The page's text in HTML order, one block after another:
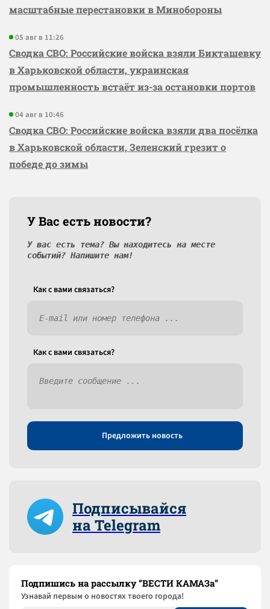
масштабные перестановки в Минобороны
05 авг в 11:26
Сводка СВО: Российские войска взяли Бикташевку
в Харьковской области, украинская
промышленность встаёт из-за остановки портов
04 авг в 10:46
Сводка СВО: Российские войска взяли два посёлка
в Харьковской области, Зеленский грезит о
победе до зимы
У Вас есть новости?
У вас есть тема? Вы находитесь на месте
событий? Напишите нам!
Как c вами связаться?
Как c вами связаться?
Предложить новость
Подписывайся
на Telegram
Подпишись на рассылку “ВЕСТИ КАМАЗа”
Узнaвай первым о новостях твоего города!